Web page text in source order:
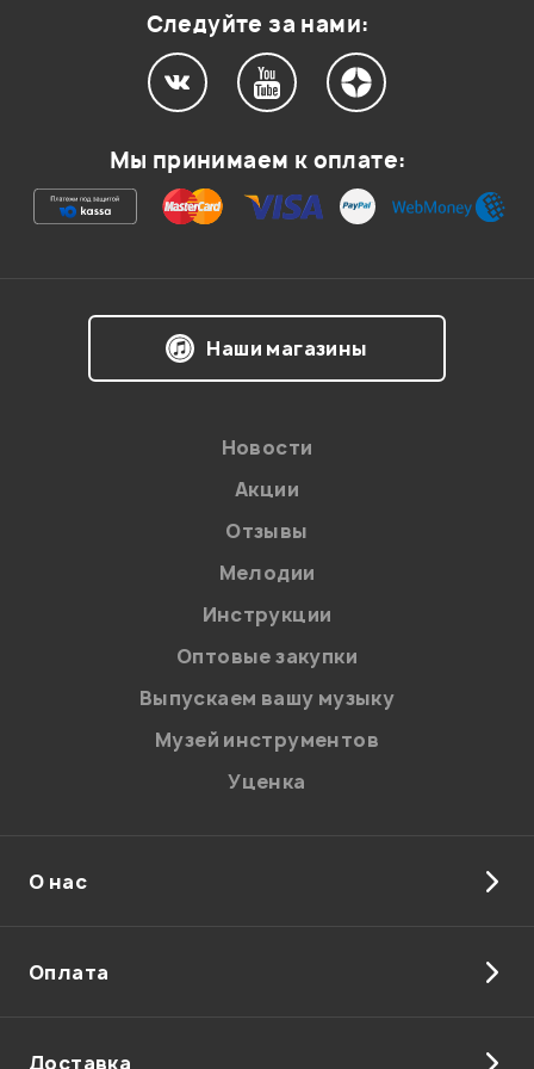
Ваша оценка:
на обработку персональных данных в
Политикой в отношении обработки
персональных данных.
Введите проверочное число:
Отправить
Следуйте за нами:
Мы принимаем к оплате:
Наши магазины
Новости
Акции
Отзывы
Мелодии
Инструкции
Оптовые закупки
Выпускаем вашу музыку
Музей инструментов
Уценка
О нас
Оплата
Доставка